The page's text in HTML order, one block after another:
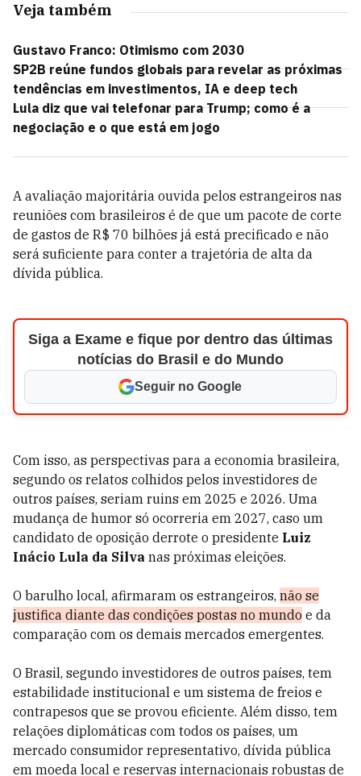
Veja também
Gustavo Franco: Otimismo com 2030
SP2B reúne fundos globais para revelar as próximas
tendências em investimentos, IA e deep tech
Lula diz que vai telefonar para Trump; como é a
negociação e o que está em jogo
A avaliação majoritária ouvida pelos estrangeiros nas
reuniões com brasileiros é de que um pacote de corte
de gastos de R$ 70 bilhões já está precificado e não
será suficiente para conter a trajetória de alta da
dívida pública.
Siga a Exame e fique por dentro das últimas
notícias do Brasil e do Mundo
Seguir no Google
Com isso, as perspectivas para a economia brasileira,
segundo os relatos colhidos pelos investidores de
outros países, seriam ruins em 2025 e 2026. Uma
mudança de humor só ocorreria em 2027, caso um
candidato de oposição derrote o presidente Luiz
Inácio Lula da Silva nas próximas eleições.
O barulho local, afirmaram os estrangeiros, não se
justifica diante das condições postas no mundo e da
comparação com os demais mercados emergentes.
O Brasil, segundo investidores de outros países, tem
estabilidade institucional e um sistema de freios e
contrapesos que se provou eficiente. Além disso, tem
relações diplomáticas com todos os países, um
mercado consumidor representativo, dívida pública
em moeda local e reservas internacionais robustas de